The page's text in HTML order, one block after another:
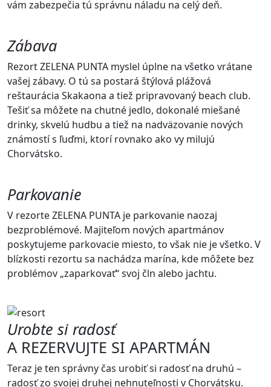
vám zabezpečia tú správnu náladu na celý deň.
Zábava
Rezort ZELENA PUNTA myslel úplne na všetko vrátane
vašej zábavy. O tú sa postará štýlová plážová
reštaurácia Skakaona a tiež pripravovaný beach club.
Tešiť sa môžete na chutné jedlo, dokonalé miešané
drinky, skvelú hudbu a tiež na nadväzovanie nových
známostí s ľuďmi, ktorí rovnako ako vy milujú
Chorvátsko.
Parkovanie
V rezorte ZELENA PUNTA je parkovanie naozaj
bezproblémové. Majiteľom nových apartmánov
poskytujeme parkovacie miesto, to však nie je všetko. V
blízkosti rezortu sa nachádza marína, kde môžete bez
problémov „zaparkovať“ svoj čln alebo jachtu.
Urobte si radosť
A REZERVUJTE SI APARTMÁN
Teraz je ten správny čas urobiť si radosť na druhú –
radosť zo svojej druhej nehnuteľnosti v Chorvátsku.